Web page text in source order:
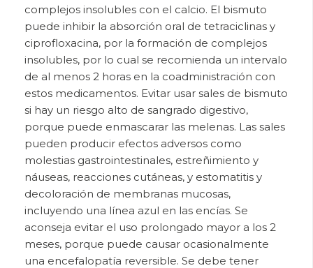
complejos insolubles con el calcio. El bismuto
puede inhibir la absorción oral de tetraciclinas y
ciprofloxacina, por la formación de complejos
insolubles, por lo cual se recomienda un intervalo
de al menos 2 horas en la coadministración con
estos medicamentos. Evitar usar sales de bismuto
si hay un riesgo alto de sangrado digestivo,
porque puede enmascarar las melenas. Las sales
pueden producir efectos adversos como
molestias gastrointestinales, estreñimiento y
náuseas, reacciones cutáneas, y estomatitis y
decoloración de membranas mucosas,
incluyendo una línea azul en las encías. Se
aconseja evitar el uso prolongado mayor a los 2
meses, porque puede causar ocasionalmente
una encefalopatía reversible. Se debe tener